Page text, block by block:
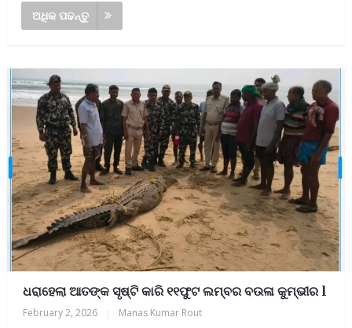
ଅଧିକ ପଢନ୍ତୁ
ଧରାହେଲା ଆତଙ୍କ ସୃଷ୍ଟି କାରି ୧୧ଫୁଟ ଲମ୍ବର ବଉଳା କୁମ୍ଭୀର l
February 2, 2026 Manas Kumar Rout